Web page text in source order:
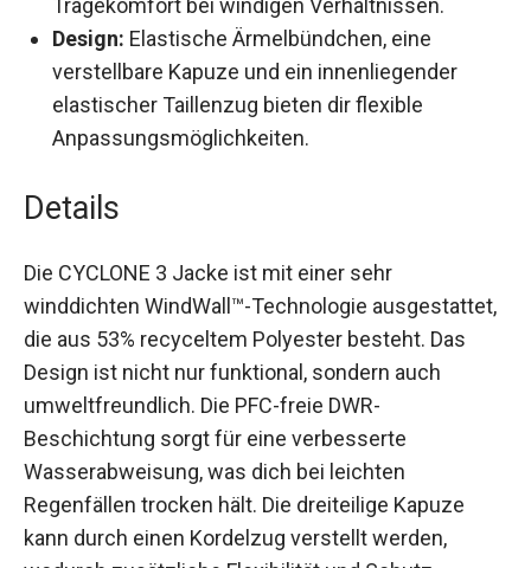
Design:Elastische Ärmelbündchen, eine
verstellbare Kapuze und ein innenliegender
elastischer Taillenzug bieten dir flexible
Anpassungsmöglichkeiten.
Details
winddichten WindWall™-Technologie
ausgestattet, die aus 53% recyceltem Polyester
besteht. Das Design ist nicht nur funktional,
sondern auch umweltfreundlich. Die PFC-freie
DWR-Beschichtung sorgt für eine verbesserte
Wasserabweisung, was dich bei leichten
Regenfällen trocken hält. Die dreiteilige Kapuze
kann durch einen Kordelzug verstellt werden,
wodurch zusätzliche Flexibilität und Schutz